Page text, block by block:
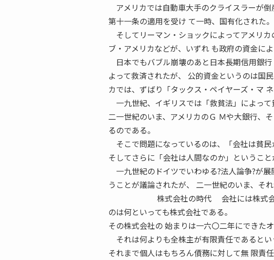
アメリカでは自動車大手のクライスラーが
第十一条の適用を受け て一時、国有化された。
そしてリーマン・ショックによってアメリ
ブ・アメリカなどが、いずれ も政府の資金に
日本でもバブル崩壊のあと日本長期信用銀
よって救済されたが、 公的資金というのは国
カでは、ずばり「タックス・ペイヤーズ・マ
一九世紀、イギリスでは「救貧法」によって
二一世紀のいま、アメリカのＧ Ｍや大銀行、
るのである。
そこで問題になっているのは、「会社は貧民
そしてさらに「会社は人間なのか」ということ
一九世紀のドイツでいわゆる?法人論争?が
うことが議論されたが、 二一世紀のいま、そ
株式会社の時代 会社には株式会社も
のは何といっても株式会社である。
その株式会社の 始まりは一六〇二年にできた
それは何よりも全株主が有限責任であるとい
それまで個人はもちろん債務に対して無 限責